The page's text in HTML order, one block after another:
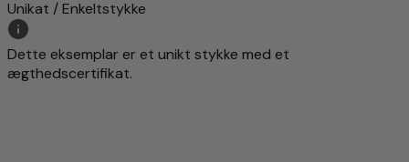
Unikat / Enkeltstykke
Dette eksemplar er et unikt stykke med et
ægthedscertifikat.